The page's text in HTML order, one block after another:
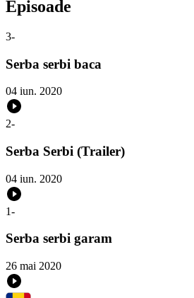
Episoade
3-
Serba serbi baca
04 iun. 2020
2-
Serba Serbi (Trailer)
04 iun. 2020
1-
Serba serbi garam
26 mai 2020